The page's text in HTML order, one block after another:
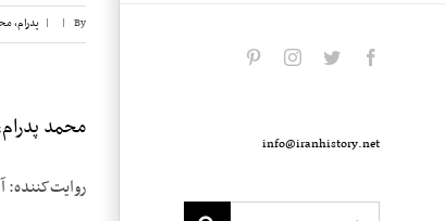
facebook
twitter
instagram
info@iranhistory.net
By
|
| پدرام،
محمد پدرام،
روایت‌کننده: آقای محمد